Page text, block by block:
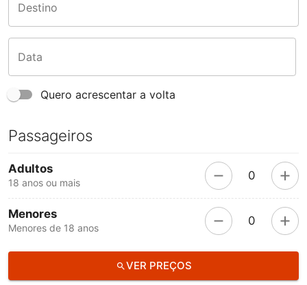
Destino
Data
Quero acrescentar a volta
Passageiros
Adultos
18 anos ou mais
0
Menores
Menores de 18 anos
0
VER PREÇOS